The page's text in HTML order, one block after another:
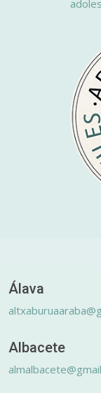
Álava
Albacete